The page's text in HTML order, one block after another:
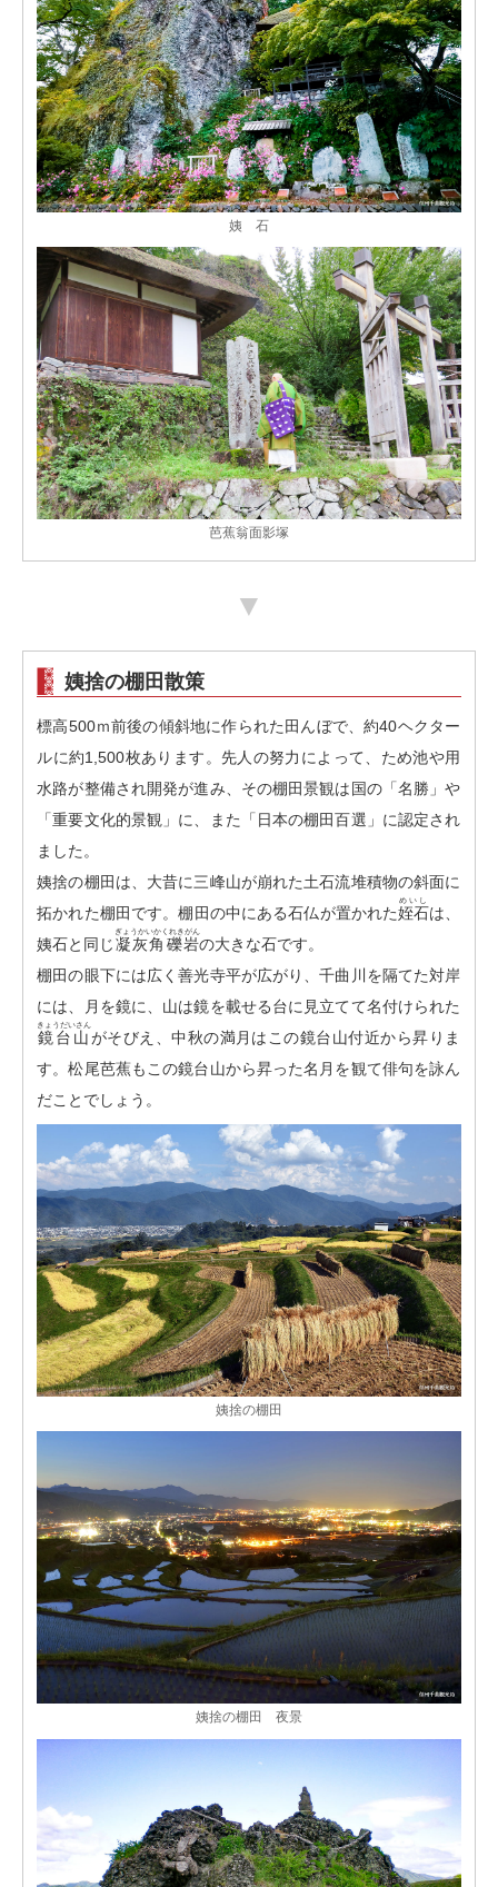
姨 石
芭蕉翁面影塚
▼
姨捨の棚田散策
標高500ｍ前後の傾斜地に作られた田んぼで、約40ヘクター
ルに約1,500枚あります。先人の努力によって、ため池や用
水路が整備され開発が進み、その棚田景観は国の「名勝」や
「重要文化的景観」に、また「日本の棚田百選」に認定され
ました。
姨捨の棚田は、大昔に三峰山が崩れた土石流堆積物の斜面に
拓かれた棚田です。棚田の中にある石仏が置かれた姪石
めいし
は、
姨石と同じ凝灰角礫岩
ぎょうかいかくれきがん
の大きな石です。
棚田の眼下には広く善光寺平が広がり、千曲川を隔てた対岸
には、月を鏡に、山は鏡を載せる台に見立てて名付けられた
鏡台山
きょうだいさん
がそびえ、中秋の満月はこの鏡台山付近から昇りま
す。松尾芭蕉もこの鏡台山から昇った名月を観て俳句を詠ん
だことでしょう。
姨捨の棚田
姨捨の棚田 夜景